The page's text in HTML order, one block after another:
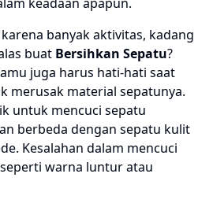
banyak aktivitas, kadang
buat Bersihkan Sepatu?
juga harus hati-hati saat
merusak material sepatunya.
untuk mencuci sepatu
berbeda dengan sepatu kulit
Kesalahan dalam mencuci
warna luntur atau